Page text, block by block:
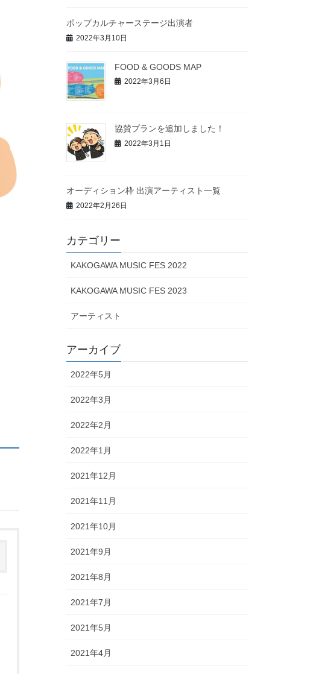
ポップカルチャーステージ出演者
2022年3月10日
FOOD & GOODS MAP
2022年3月6日
協賛プランを追加しました！
2022年3月1日
オーディション枠 出演アーティスト一覧
2022年2月26日
カテゴリー
KAKOGAWA MUSIC FES 2022
KAKOGAWA MUSIC FES 2023
アーティスト
アーカイブ
2022年5月
2022年3月
2022年2月
2022年1月
2021年12月
2021年11月
2021年10月
2021年9月
2021年8月
2021年7月
2021年5月
2021年4月